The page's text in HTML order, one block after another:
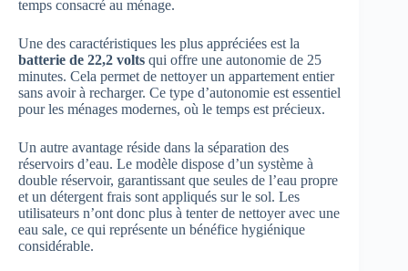
temps consacré au ménage.
Une des caractéristiques les plus appréciées est la
batterie de 22,2 volts qui offre une autonomie de 25
minutes. Cela permet de nettoyer un appartement entier
sans avoir à recharger. Ce type d’autonomie est essentiel
pour les ménages modernes, où le temps est précieux.
Un autre avantage réside dans la séparation des
réservoirs d’eau. Le modèle dispose d’un système à
double réservoir, garantissant que seules de l’eau propre
et un détergent frais sont appliqués sur le sol. Les
utilisateurs n’ont donc plus à tenter de nettoyer avec une
eau sale, ce qui représente un bénéfice hygiénique
considérable.